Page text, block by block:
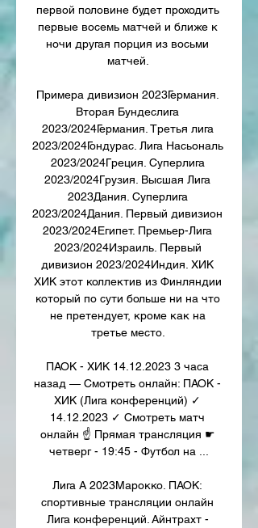
первой половине будет проходить
первые восемь матчей и ближе к
ночи другая порция из восьми
матчей.
Примера дивизион 2023Германия.
Вторая Бундеслига
2023/2024Германия. Третья лига
2023/2024Гондурас. Лига Насьональ
2023/2024Греция. Суперлига
2023/2024Грузия. Высшая Лига
2023Дания. Суперлига
2023/2024Дания. Первый дивизион
2023/2024Египет. Премьер-Лига
2023/2024Израиль. Первый
дивизион 2023/2024Индия. ХИК
ХИК этот коллектив из Финляндии
который по сути больше ни на что
не претендует, кроме как на
третье место.
ПАОК - ХИК 14.12.2023 3 часа
назад — Смотреть онлайн: ПАОК -
ХИК (Лига конференций) ✓️
14.12.2023 ✓️ Смотреть матч
онлайн ☝ Прямая трансляция ☛
четверг - 19:45 - Футбол на ...
Лига A 2023Марокко. ПАОК:
спортивные трансляции онлайн
Лига конференций. Айнтрахт -